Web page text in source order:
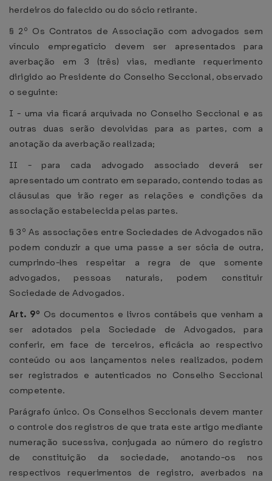
herdeiros do falecido ou do sócio retirante.
§ 2º Os Contratos de Associação com advogados sem
vínculo empregatício devem ser apresentados para
averbação em 3 (três) vias, mediante requerimento
dirigido ao Presidente do Conselho Seccional, observado
o seguinte:
I - uma via ficará arquivada no Conselho Seccional e as
outras duas serão devolvidas para as partes, com a
anotação da averbação realizada;
II - para cada advogado associado deverá ser
apresentado um contrato em separado, contendo todas as
cláusulas que irão reger as relações e condições da
associação estabelecida pelas partes.
§ 3º As associações entre Sociedades de Advogados não
podem conduzir a que uma passe a ser sócia de outra,
cumprindo-lhes respeitar a regra de que somente
advogados, pessoas naturais, podem constituir
Sociedade de Advogados.
Art. 9º Os documentos e livros contábeis que venham a
ser adotados pela Sociedade de Advogados, para
conferir, em face de terceiros, eficácia ao respectivo
conteúdo ou aos lançamentos neles realizados, podem
ser registrados e autenticados no Conselho Seccional
competente.
Parágrafo único. Os Conselhos Seccionais devem manter
o controle dos registros de que trata este artigo mediante
numeração sucessiva, conjugada ao número do registro
de constituição da sociedade, anotando-os nos
respectivos requerimentos de registro, averbados na